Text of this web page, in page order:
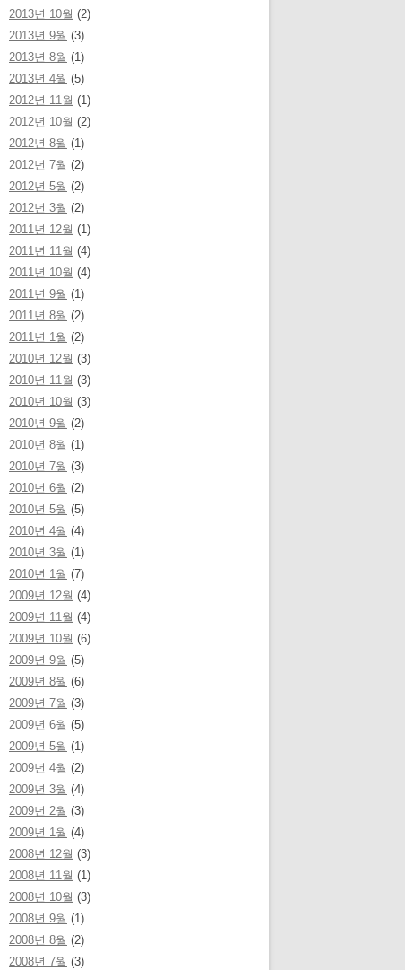
2013년 10월 (2)
2013년 9월 (3)
2013년 8월 (1)
2013년 4월 (5)
2012년 11월 (1)
2012년 10월 (2)
2012년 8월 (1)
2012년 7월 (2)
2012년 5월 (2)
2012년 3월 (2)
2011년 12월 (1)
2011년 11월 (4)
2011년 10월 (4)
2011년 9월 (1)
2011년 8월 (2)
2011년 1월 (2)
2010년 12월 (3)
2010년 11월 (3)
2010년 10월 (3)
2010년 9월 (2)
2010년 8월 (1)
2010년 7월 (3)
2010년 6월 (2)
2010년 5월 (5)
2010년 4월 (4)
2010년 3월 (1)
2010년 1월 (7)
2009년 12월 (4)
2009년 11월 (4)
2009년 10월 (6)
2009년 9월 (5)
2009년 8월 (6)
2009년 7월 (3)
2009년 6월 (5)
2009년 5월 (1)
2009년 4월 (2)
2009년 3월 (4)
2009년 2월 (3)
2009년 1월 (4)
2008년 12월 (3)
2008년 11월 (1)
2008년 10월 (3)
2008년 9월 (1)
2008년 8월 (2)
2008년 7월 (3)